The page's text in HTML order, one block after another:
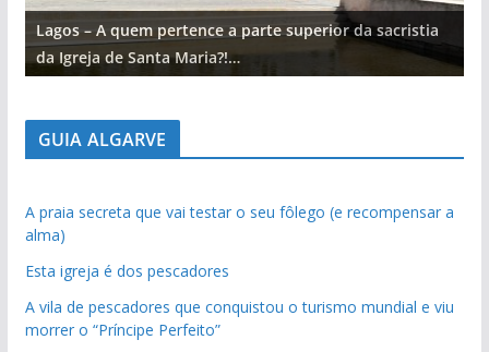
Lagos – A quem pertence a parte superior da sacristia
da Igreja de Santa Maria?!…
GUIA ALGARVE
A praia secreta que vai testar o seu fôlego (e recompensar a
alma)
Esta igreja é dos pescadores
A vila de pescadores que conquistou o turismo mundial e viu
morrer o “Príncipe Perfeito”